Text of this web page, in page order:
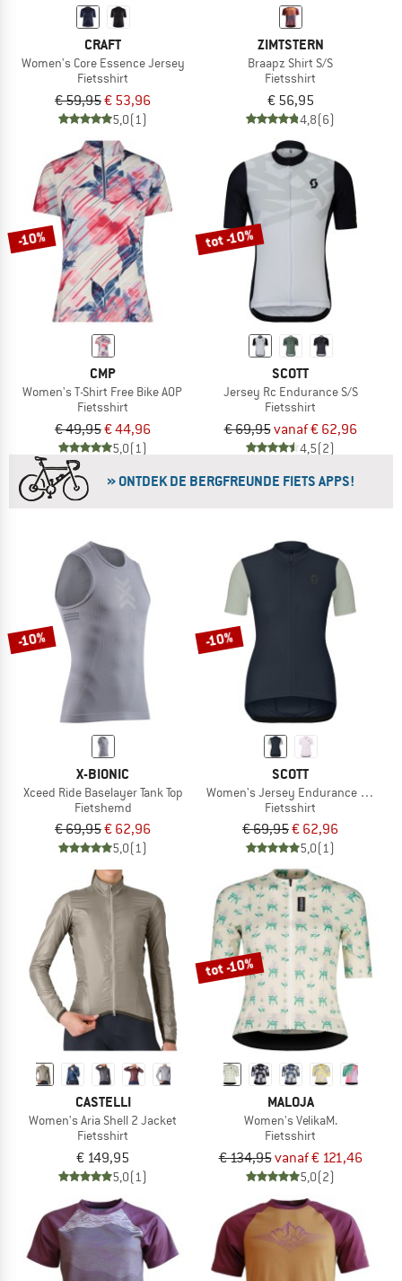
CRAFT
Women's Core Essence Jersey
Fietsshirt
€ 59,95€ 53,96
5,0(1)
ZIMTSTERN
Braapz Shirt S/S
Fietsshirt
€ 56,95
4,8(6)
-10%
CMP
Women's T-Shirt Free Bike AOP
Fietsshirt
€ 49,95€ 44,96
5,0(1)
tot -10%
SCOTT
Jersey Rc Endurance S/S
Fietsshirt
€ 69,95vanaf € 62,96
4,5(2)
» ONTDEK DE BERGFREUNDE FIETS APPS!
-10%
X-BIONIC
Xceed Ride Baselayer Tank Top
Fietshemd
€ 69,95€ 62,96
5,0(1)
-10%
SCOTT
Women's Jersey Endurance S/S
Fietsshirt
€ 69,95€ 62,96
5,0(1)
CASTELLI
Women's Aria Shell 2 Jacket
Fietsshirt
€ 149,95
5,0(1)
tot -10%
MALOJA
Women's VelikaM.
Fietsshirt
€ 134,95vanaf € 121,46
5,0(2)